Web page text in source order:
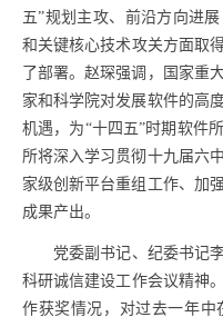
五”规划主攻、前沿方向进
和关键核心技术攻关方面取
了部署。赵琛强调，国家重
家和科学院对发展软件的高
机遇，为“十四五”时期软件
所将深入学习贯彻十九届六
家级创新平台重组工作、加
成果产出。
党委副书记、纪委书记
科研诚信建设工作会议精神
作获奖情况，对过去一年